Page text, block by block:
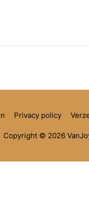
Privacy policy
Copyright © 2026